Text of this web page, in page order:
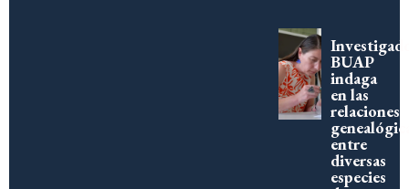
BUAP
indaga
en las
relaciones
entre
diversas
especies